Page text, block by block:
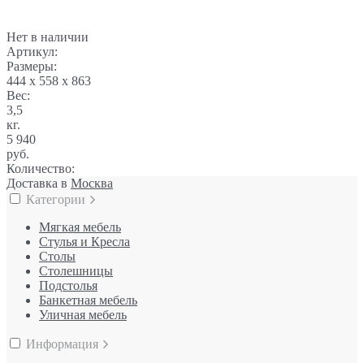
Нет в наличии
Артикул:
Размеры:
444 x 558 x 863
Вес:
3,5
кг.
5 940
руб.
Количество:
Доставка в Москва
Категории
Мягкая мебель
Стулья и Кресла
Столы
Столешницы
Подстолья
Банкетная мебель
Уличная мебель
Информация